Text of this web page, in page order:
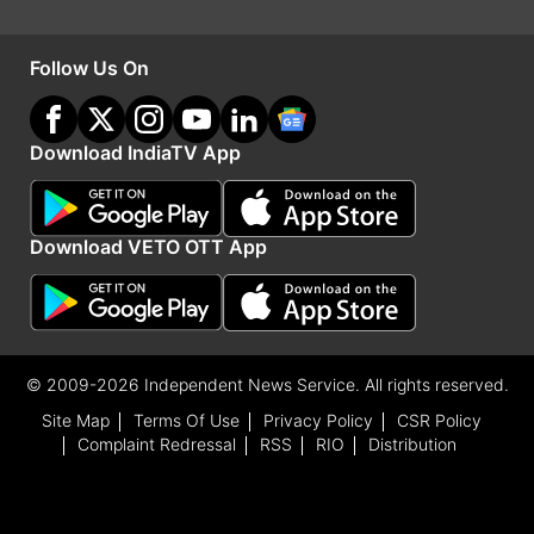
फैंस की प्रतिक्रियाएं और फिल्म से जुड़ी खास बातें
के पुल बांधने शुरू कर दिए हैं। एक यूजर ने लिखा, 'यश और
कियारा की केमिस्ट्री भारतीय सिनेमा की बेहतरीन जोड़ियों में
से एक है, दोनों साथ में बेहद शानदार दिख रहे हैं।' वहीं अन्य
Follow Us On
Download IndiaTV App
Download VETO OTT App
© 2009-2026 Independent News Service. All rights reserved.
Site Map
Terms Of Use Privacy Policy
CSR Policy
Complaint Redressal
RSS RIO Distribution